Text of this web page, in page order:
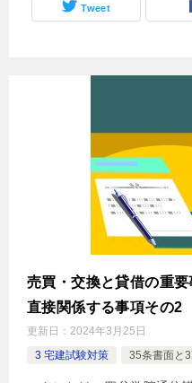
Tweet
売買・交換と貸借の重
直接関係する事項その2
更新日： 2024年3月25日
3 宅建試験対策
35条書面と